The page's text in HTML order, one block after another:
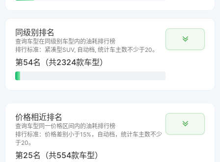
同级别排名
查询车型在同级别车型内的油耗排行榜
排行标准：紧凑型SUV, 自动档, 统计车主数不少于20。
第54名（共2324款车型）
价格相近排名
查询车型同一价格区间内的油耗排行榜
排行标准：价格差别小于15%，自动档，统计车主数不少
于20。
第25名（共554款车型）